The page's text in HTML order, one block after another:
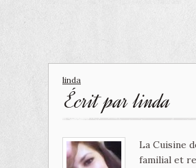
linda
Écrit parlinda
La Cuisine
familial et